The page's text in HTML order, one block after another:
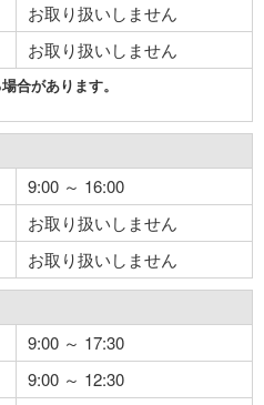
お取り扱いしません
お取り扱いしません
合があります。
9:00 ～ 16:00
お取り扱いしません
お取り扱いしません
9:00 ～ 17:30
9:00 ～ 12:30